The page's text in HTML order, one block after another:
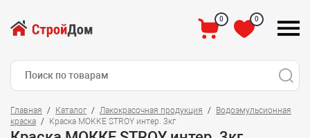
0 0
Главная Каталог Лакокрасочная продукция
Водоэмульсионная
краска
Краска МОККЕ STROY интер. 3кг